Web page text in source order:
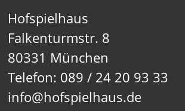
Hofspielhaus
Falkenturmstr. 8
80331 München
Telefon: 089 / 24 20 93 33
info@hofspielhaus.de